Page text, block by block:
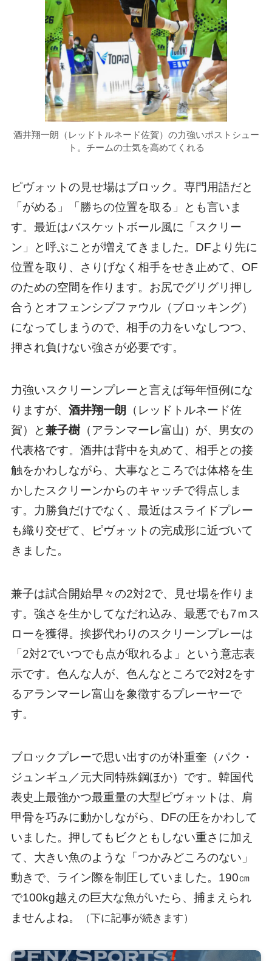
酒井翔一朗（レッドトルネード佐賀）の力強いポストシュー
ト。チームの士気を高めてくれる
ピヴォットの見せ場はブロック。専門用語だと
「がめる」「勝ちの位置を取る」とも言いま
す。最近はバスケットボール風に「スクリー
ン」と呼ぶことが増えてきました。DFより先に
位置を取り、さりげなく相手をせき止めて、OF
のための空間を作ります。お尻でグリグリ押し
合うとオフェンシブファウル（ブロッキング）
になってしまうので、相手の力をいなしつつ、
押され負けない強さが必要です。
力強いスクリーンプレーと言えば毎年恒例にな
りますが、 酒井翔一朗
（レッドトルネード佐
賀）と兼子樹（アランマーレ富山）が、男女の
代表格です。酒井は背中を丸めて、相手との接
触をかわしながら、大事なところでは体格を生
かしたスクリーンからのキャッチで得点しま
す。力勝負だけでなく、最近はスライドプレー
も織り交ぜて、ピヴォットの完成形に近づいて
きました。
兼子は試合開始早々の2対2で、見せ場を作りま
す。強さを生かしてなだれ込み、最悪でも7ｍス
ローを獲得。挨拶代わりのスクリーンプレーは
「2対2でいつでも点が取れるよ」という意志表
示です。色んな人が、色んなところで2対2をす
るアランマーレ富山を象徴するプレーヤーで
す。
ブロックプレーで思い出すのが朴重奎（パク・
ジュンギュ／元大同特殊鋼ほか）です。韓国代
表史上最強かつ最重量の大型ピヴォットは、肩
甲骨を巧みに動かしながら、DFの圧をかわして
いました。押してもビクともしない重さに加え
て、大きい魚のような「つかみどころのない」
動きで、ライン際を制圧していました。190㎝
で100kg越えの巨大な魚がいたら、捕まえられ
ませんよね。
（下に記事が続きます）